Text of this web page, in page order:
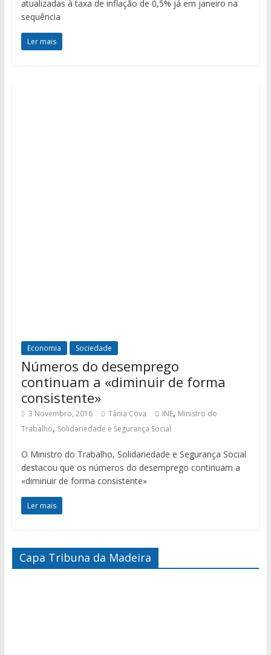
atualizadas à taxa de inflação de 0,5% já em janeiro na
sequência
Ler mais
Economia Sociedade
Números do desemprego
continuam a «diminuir de forma
consistente»
3 Novembro, 2016 Tânia Cova INE, Ministro do
Trabalho, Solidariedade e Segurança Social
O Ministro do Trabalho, Solidariedade e Segurança Social
destacou que os números do desemprego continuam a
«diminuir de forma consistente»
Ler mais
Capa Tribuna da Madeira